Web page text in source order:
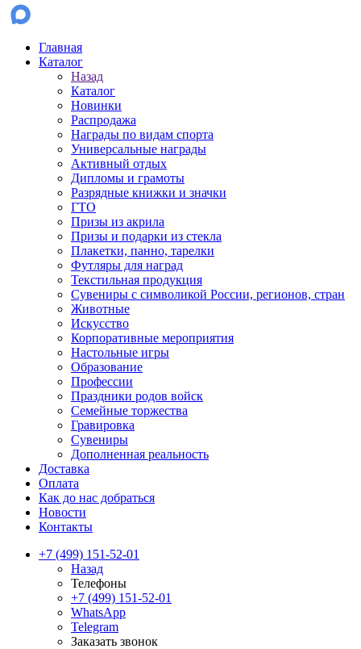
Главная
Каталог
Назад
Каталог
Новинки
Распродажа
Награды по видам спорта
Универсальные награды
Активный отдых
Дипломы и грамоты
Разрядные книжки и значки
ГТО
Призы из акрила
Призы и подарки из стекла
Плакетки, панно, тарелки
Футляры для наград
Текстильная продукция
Сувениры с символикой России, регионов, стран
Животные
Искусство
Корпоративные мероприятия
Настольные игры
Образование
Профессии
Праздники родов войск
Семейные торжества
Гравировка
Сувениры
Дополненная реальность
Доставка
Оплата
Как до нас добраться
Новости
Контакты
+7 (499) 151-52-01
Назад
Телефоны
+7 (499) 151-52-01
WhatsApp
Telegram
Заказать звонок